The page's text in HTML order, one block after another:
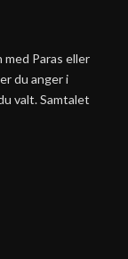
Paras eller
du anger i
valt. Samtalet